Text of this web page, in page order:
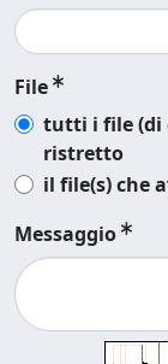
File
tutti i file (di
ristretto
il file(s) che
Messaggio